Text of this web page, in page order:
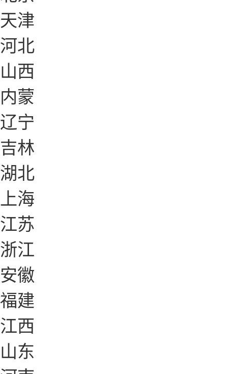
天津
河北
山西
内蒙
辽宁
吉林
湖北
上海
江苏
浙江
安徽
福建
江西
山东